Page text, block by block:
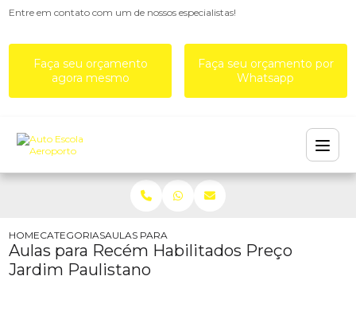
Entre em contato com um de nossos especialistas!
Faça seu orçamento
agora mesmo
Faça seu orçamento por
Whatsapp
HOMECATEGORIASAULAS PARA RECÉM HABILITADOS PREÇO
Aulas para Recém Habilitados Preço
Jardim Paulistano